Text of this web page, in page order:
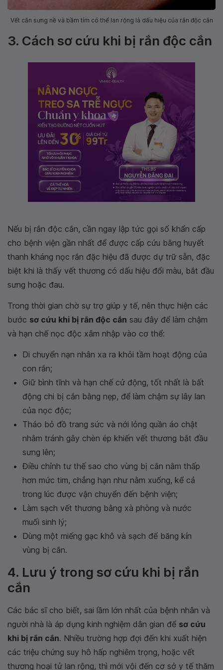
Vết cắn sưng nề và bầm tím có thể lan rộng là dấu hiệu của rắn độc cắn
3. Cách sơ cứu khi bị rắn độc cắn
Nếu bị rắn độc cắn, cần ngay lập tức gọi số khẩn cấp
cho bệnh viện gần nhất để được cấp cứu bằng huyết
thanh kháng nọc rắn đặc hiệu đã được dự trữ sẵn, đặc
biệt khi là thấy vết thương có dấu hiệu đổi màu, bắt đầu
sưng hoặc đau.
Trong thời gian chờ sự trợ giúp y tế, nên thực hiện các
bước sơ cứu khi bị rắn độc cắn sau đây để làm chậm
và hạn chế nọc độc xâm nhập vào cơ thể:
Di chuyển nạn nhân xa ra khỏi tầm hoạt động của
con rắn;
Giữ bình tĩnh và hạn chế cử động, tốt nhất là bất
động chi bị cắn bằng nẹp, để làm chậm sự lây lan
của nọc độc;
Tháo bỏ đồ trang sức và nới lỏng quần áo chật
nhằm tránh gây chèn ép khiến vết thương bắt đầu
sưng lên;
Điều chỉnh tư thế sao cho vùng bị cắn nằm thấp
hơn mức tim, chẳng hạn như nằm xuống, kể cả
trong lúc được vận chuyển đến bệnh viện;
Làm sạch vết thương bằng xà phòng và nước
muối sinh lý;
Dùng một miếng gạc khô và sạch để băng kín
vùng bị cắn.
4. Lưu ý trong sơ cứu khi bị rắn
cắn
Các bác sĩ cho biết, sai lầm lớn nhất của bệnh nhân và
người nhà là áp dụng kinh nghiệm dân gian để sơ cứu
khi bị rắn cắn. Nhiều trường hợp đợi đến khi xuất hiện
các triệu chứng suy hô hấp nghiêm trọng, hoặc vết
thương hoại tử lan rộng, thì mới vội đến cơ sở y tế thăm